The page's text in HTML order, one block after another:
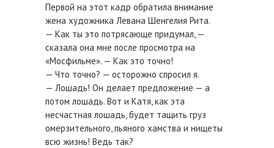
Первой на этот кадр обратила внимание
жена художника Левана Шенгелия Рита.
— Как ты это потрясающе придумал, —
сказала она мне после просмотра на
«Мосфильме». — Как это точно!
— Что точно? — осторожно спросил я.
— Лошадь! Он делает предложение — а
потом лошадь. Вот и Катя, как эта
несчастная лошадь, будет тащить груз
омерзительного, пьяного хамства и нищеты
всю жизнь! Ведь так?